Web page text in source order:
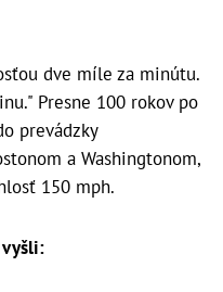
dve míle za minútu.
Presne 100 rokov po
prevádzky
a Washingtonom,
150 mph.
vyšli: